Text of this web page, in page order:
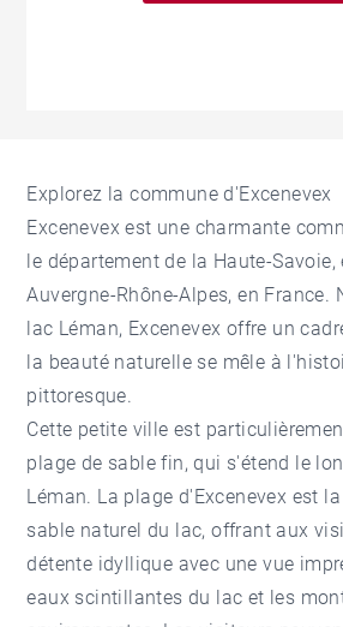
Explorez la commune d'Excenevex
Excenevex est une charmante
le département de la Haute-Savoie,
Auvergne-Rhône-Alpes, en France.
lac Léman, Excenevex offre un
la beauté naturelle se mêle à
pittoresque.
Cette petite ville est
plage de sable fin, qui s'étend le
Léman. La plage d'Excenevex est
sable naturel du lac, offrant aux
détente idyllique avec une vue
eaux scintillantes du lac et les